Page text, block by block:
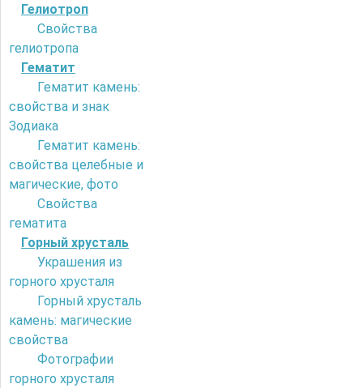
Гелиотроп
Свойства
гелиотропа
Гематит
Гематит камень:
свойства и знак
Зодиака
Гематит камень:
свойства целебные и
магические, фото
Свойства
гематита
Горный хрусталь
Украшения из
горного хрусталя
Горный хрусталь
камень: магические
свойства
Фотографии
горного хрусталя